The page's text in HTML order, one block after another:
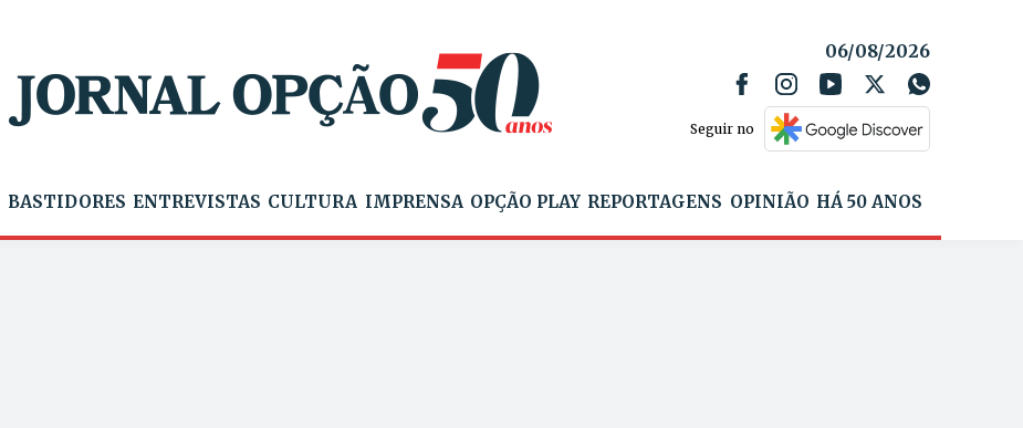
06/08/2026
Seguir no
BASTIDORES ENTREVISTAS CULTURA IMPRENSA OPÇÃO PLAY REPORTAGENS OPINIÃO HÁ 50 ANOS